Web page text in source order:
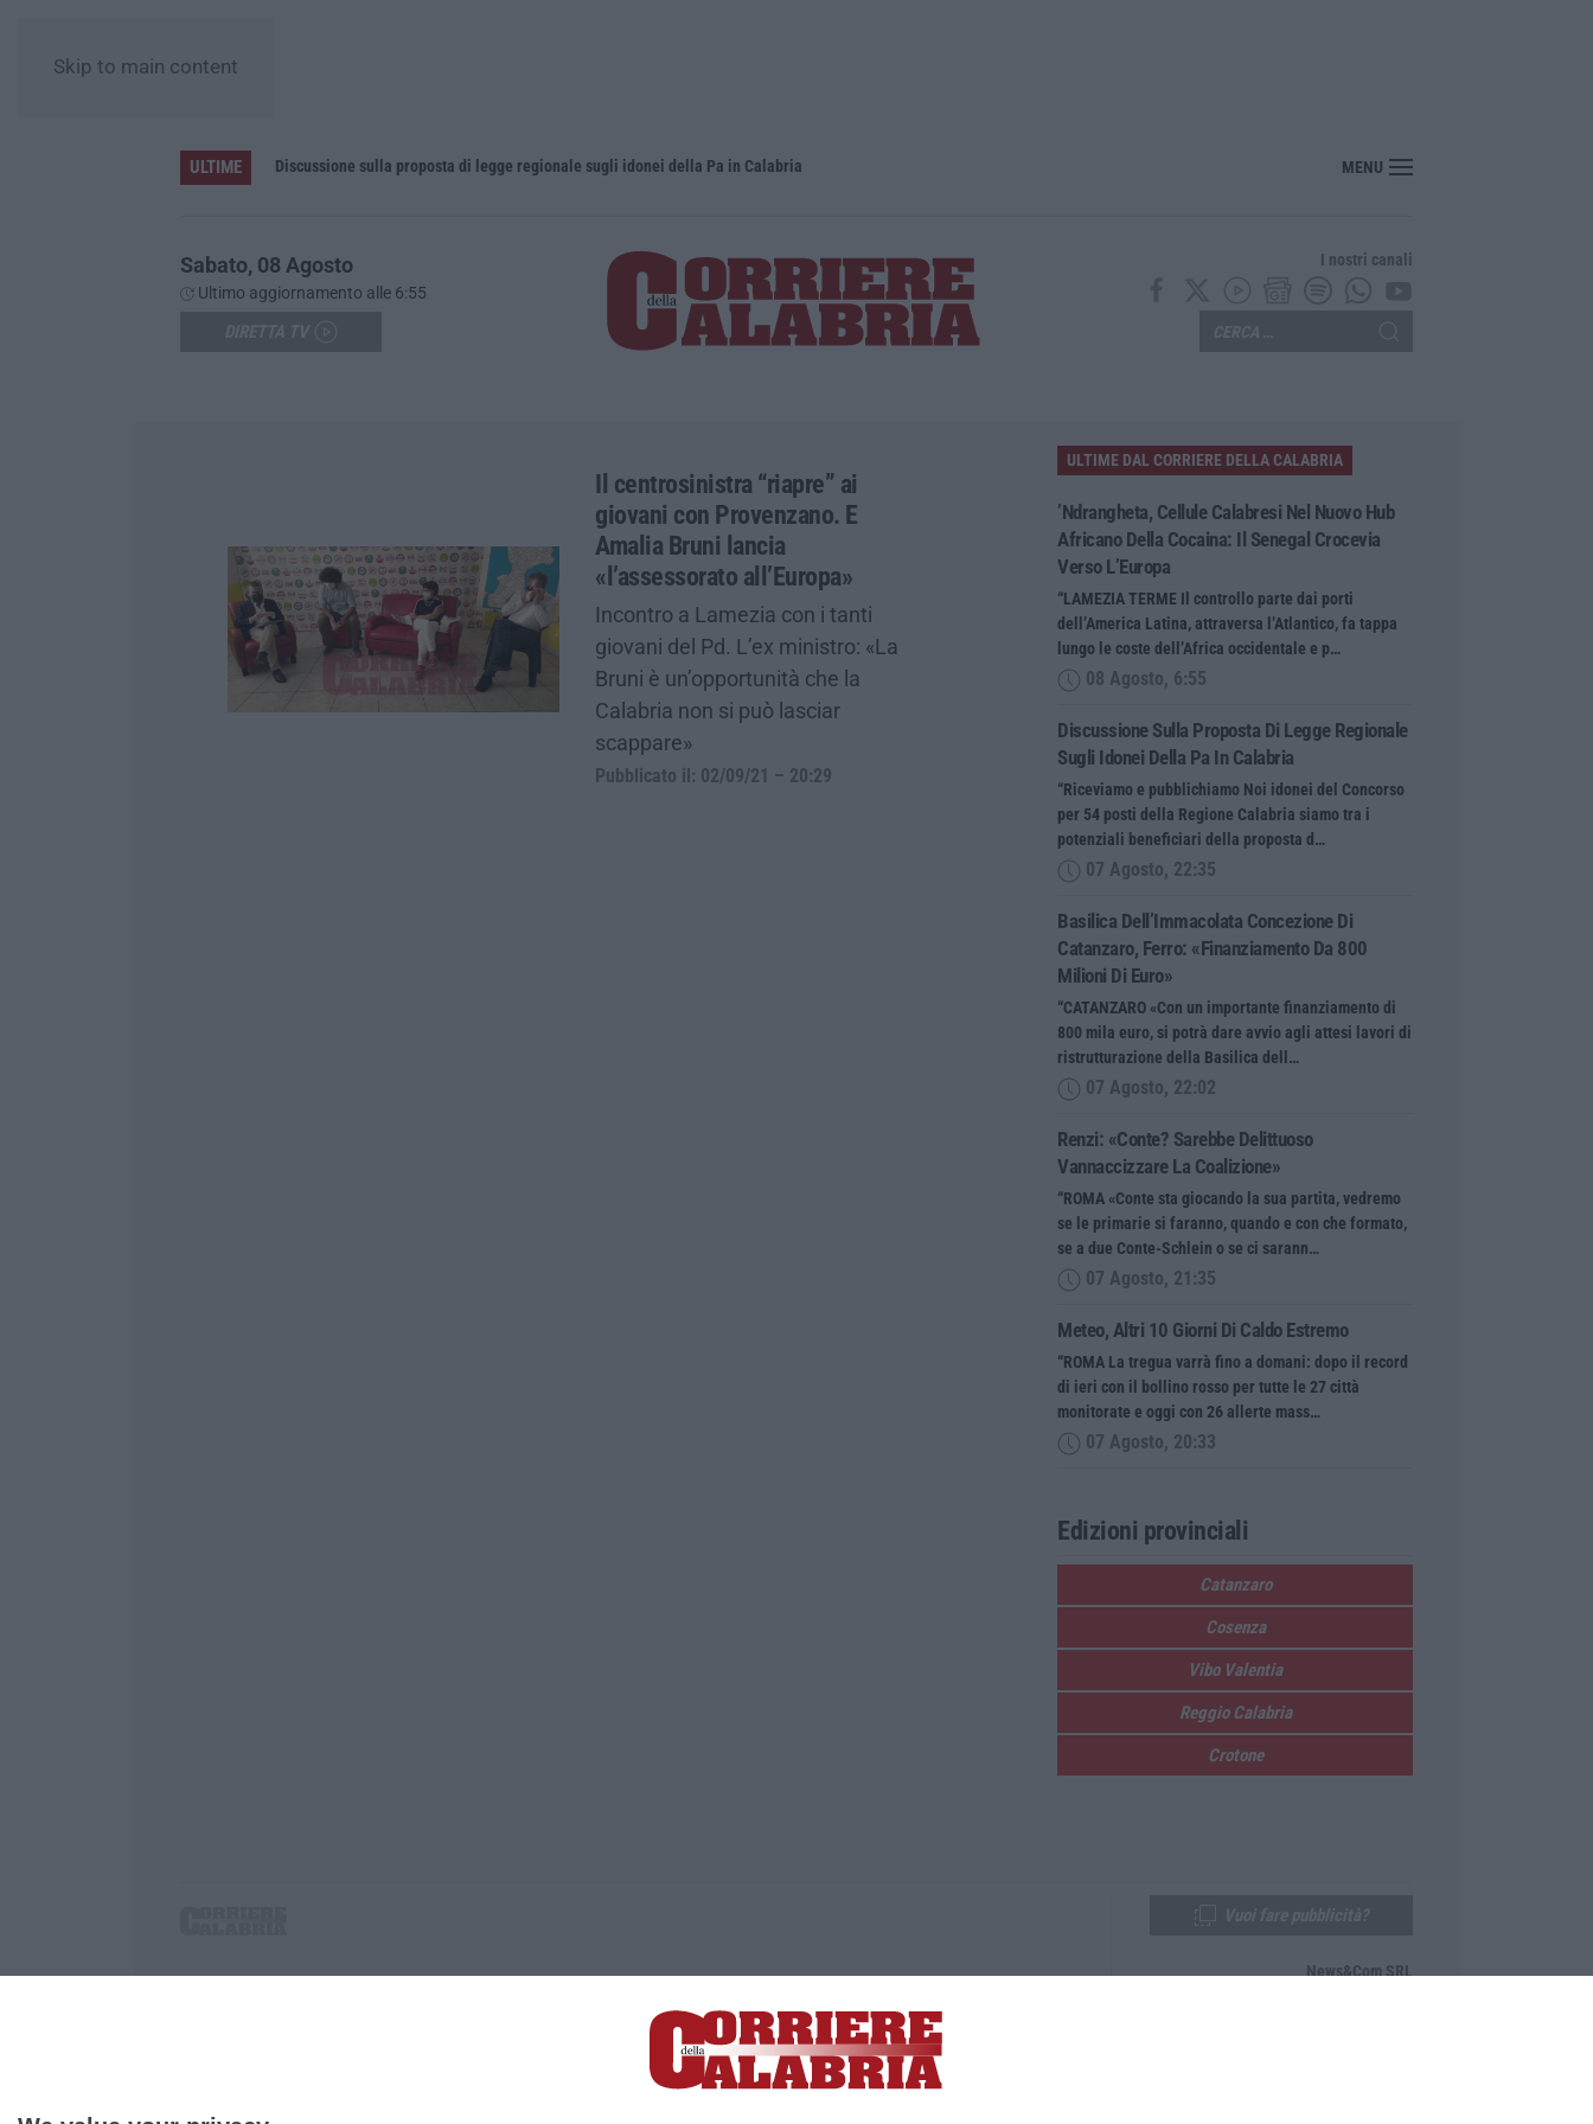
Skip to main content
ULTIME
’Ndrangheta, cellule calabresi nel nuovo hub africano della cocaina: il Senegal crocevia verso l’Europa Discussione sulla proposta di legge regionale sugli idonei della Pa in Calabria Basilica dell’Immacolata Concezione di Catanzaro, Ferro: «finanziamento da 800 milioni
MENU
Sabato, 08 Agosto
Ultimo aggiornamento alle 6:55
I nostri canali
Il centrosinistra “riapre” ai
giovani con Provenzano. E
Amalia Bruni lancia
«l’assessorato all’Europa»
Incontro a Lamezia con i tanti
giovani del Pd. L’ex ministro: «La
Bruni è un’opportunità che la
Calabria non si può lasciar
scappare»
Pubblicato il: 02/09/21 – 20:29
ULTIME DAL CORRIERE DELLA CALABRIA
’Ndrangheta, Cellule Calabresi Nel Nuovo Hub
Africano Della Cocaina: Il Senegal Crocevia
Verso L’Europa
“LAMEZIA TERME Il controllo parte dai porti
dell’America Latina, attraversa l’Atlantico, fa tappa
lungo le coste dell’Africa occidentale e p…
08 Agosto, 6:55
Discussione Sulla Proposta Di Legge Regionale
Sugli Idonei Della Pa In Calabria
“Riceviamo e pubblichiamo Noi idonei del Concorso
per 54 posti della Regione Calabria siamo tra i
potenziali beneficiari della proposta d…
07 Agosto, 22:35
Basilica Dell’Immacolata Concezione Di
Catanzaro, Ferro: «finanziamento Da 800
Milioni Di Euro»
“CATANZARO «Con un importante finanziamento di
800 mila euro, si potrà dare avvio agli attesi lavori di
ristrutturazione della Basilica dell…
07 Agosto, 22:02
Renzi: «Conte? Sarebbe Delittuoso
Vannaccizzare La Coalizione»
“ROMA «Conte sta giocando la sua partita, vedremo
se le primarie si faranno, quando e con che formato,
se a due Conte-Schlein o se ci sarann…
07 Agosto, 21:35
Meteo, Altri 10 Giorni Di Caldo Estremo
“ROMA La tregua varrà fino a domani: dopo il record
di ieri con il bollino rosso per tutte le 27 città
monitorate e oggi con 26 allerte mass…
07 Agosto, 20:33
Edizioni provinciali
Catanzaro
Cosenza
Vibo Valentia
Reggio Calabria
Crotone
P.IVA. 03199620794, Via del mare 6/G, S.Eufemia, Lamezia Terme (CZ)
Iscrizione tribunale di Lamezia Terme 5/2011 - Direttore responsabile Paola Militano |Privacy
News&Com SRL